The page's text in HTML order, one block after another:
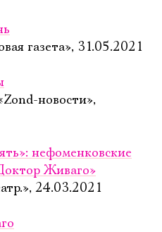
газета», 31.05.2021
новости»,
нефоменковские
Живаго»
24.03.2021